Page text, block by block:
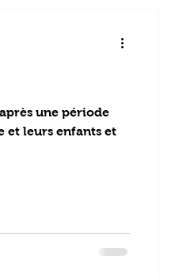
une période
et leurs enfants et